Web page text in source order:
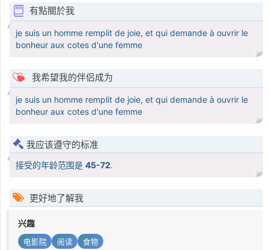
有點關於我
je suis un homme remplit de joie, et qui demande à ouvrir le
bonheur aux cotes d'une femme
我希望我的伴侣成为
je suis un homme remplit de joie, et qui demande à ouvrir le
bonheur aux cotes d'une femme
我应该遵守的标准
接受的年龄范围是 45-72.
更好地了解我
兴趣
电影院 阅读 食物